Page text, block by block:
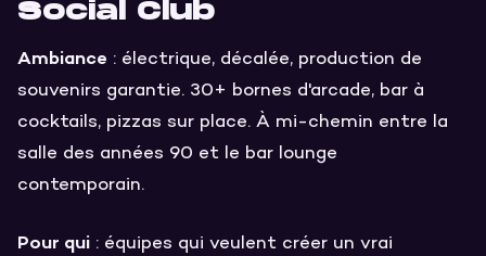
Social Club
Ambiance : électrique, décalée, production de
souvenirs garantie. 30+ bornes d'arcade, bar à
cocktails, pizzas sur place. À mi-chemin entre la
salle des années 90 et le bar lounge
contemporain.
Pour qui : équipes qui veulent créer un vrai